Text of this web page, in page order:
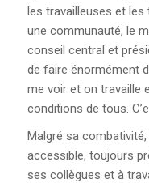
les travailleuses et les
une communauté, le
conseil central et
de faire énormément
me voir et on travaille
conditions de tous.
Malgré sa
accessible, toujours
ses collègues et à